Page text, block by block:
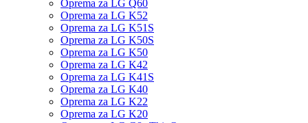
Oprema za LG Q60
Oprema za LG K52
Oprema za LG K51S
Oprema za LG K50S
Oprema za LG K50
Oprema za LG K42
Oprema za LG K41S
Oprema za LG K40
Oprema za LG K22
Oprema za LG K20